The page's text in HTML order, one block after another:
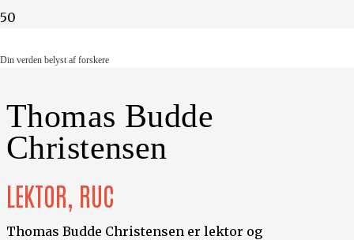
Din verden belyst af forskere
Thomas Budde
Christensen
LEKTOR, RUC
Thomas Budde Christensen er lektor og